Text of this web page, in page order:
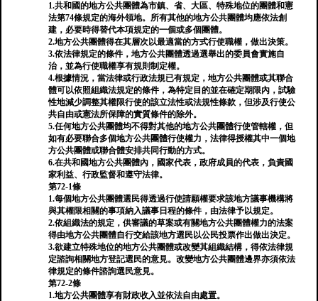
1.共和國的地方公共團體為市鎮、省、大區、特殊地位的團體和憲
法第74條規定的海外領地。所有其他的地方公共團體均應依法創
建，必要時得替代本項規定的一個或多個團體。
2.地方公共團體得在其層次以最適當的方式行使職權，做出決策。
3.依法律規定的條件，地方公共團體透過選舉出的委員會實施自
治，並為行使職權享有規則制定權。
4.根據情況，當法律或行政法規已有規定，地方公共團體或其聯合
體可以依照組織法規定的條件，為特定目的並在確定期限內，試驗
性地減少調整其權限行使的該立法性或法規性條款，但涉及行使公
共自由或憲法所保障的實質條件的除外。
5.任何地方公共團體均不得對其他的地方公共團體行使管轄權，但
如有必要聯合多個地方公共團體行使權力，法律得授權其中一個地
方公共團體或聯合體安排共同行動的方式。
6.在共和國地方公共團體內，國家代表，政府成員的代表，負責國
家利益、行政監督和遵守法律。
第72-1條
1.每個地方公共團體選民得透過行使請願權要求該地方議事機構將
與其權限相關的事項納入議事日程的條件，由法律予以規定。
2.依組織法的規定，供審議的草案或有關地方公共團體權力的法案
得由地方公共團體自行交給該地方選民以公民投票作出做出決定。
3.欲建立特殊地位的地方公共團體或改變其組織結構，得依法律規
定諮詢相關地方登記選民的意見。改變地方公共團體邊界亦須依法
律規定的條件諮詢選民意見。
第72-2條
1.地方公共團體享有財政收入並依法自由處置。